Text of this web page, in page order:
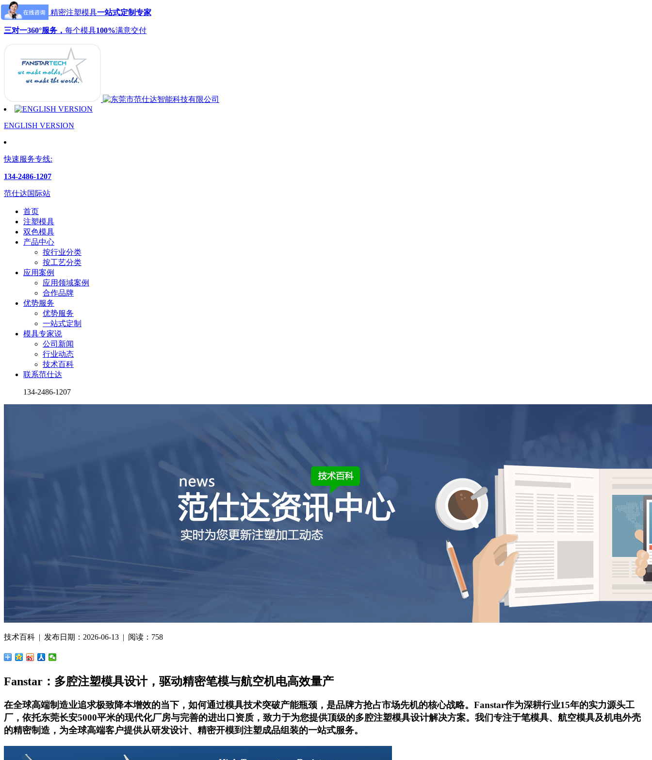
范仕达模具：精密注塑模具一站式定制专家
三对一360°服务， 每个模具100%满意交付
ENGLISH VERSION
快速服务专线:
134-2486-1207
范仕达国际站
首页
注塑模具
双色模具
产品中心
按行业分类
按工艺分类
应用案例
应用领域案例
合作品牌
优势服务
优势服务
一站式定制
模具专家说
公司新闻
行业动态
技术百科
联系范仕达
134-2486-1207
技术百科 | 发布日期：2026-06-13 | 阅读：758
Fanstar：多腔注塑模具设计，驱动精密笔模与航空机电高效量产
在全球高端制造业追求极致降本增效的当下，如何通过模具技术突破产能瓶颈，是品牌方抢占市场先机的核心战略。Fanstar作为深耕行业15年的实力源头工
厂，依托东莞长安5000平米的现代化厂房与完善的进出口资质，致力于为您提供顶级的多腔注塑模具设计解决方案。我们专注于笔模具、航空模具及机电外壳
的精密制造，为全球高端客户提供从研发设计、精密开模到注塑成品组装的一站式服务。